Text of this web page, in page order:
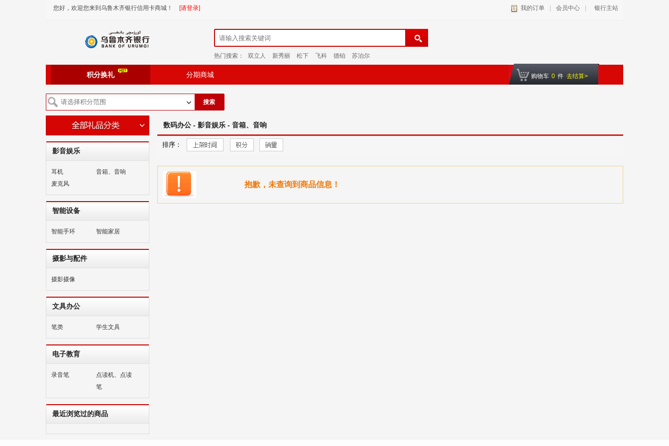
您好，欢迎您来到乌鲁木齐银行信用卡商城！ [请登录] 我的订单 会员中心 银行主站
热门搜索： 双立人 新秀丽 松下 飞科 德铂 苏泊尔
积分换礼 分期商城 购物车 0 件 去结算>
搜索
影音娱乐
耳机
音箱、音响
麦克风
智能设备
智能手环 智能家居
摄影与配件
摄影摄像
文具办公
笔类 学生文具
电子教育
录音笔
点读机、点读
笔
最近浏览过的商品
数码办公 - 影音娱乐 - 音箱、音响
排序：
抱歉，未查询到商品信息！